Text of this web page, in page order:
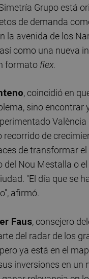
Grupo está
de demanda
la avenida de los
como una nueva
formato flex.
, coincidió en
sino
de
de transformar
Nou Mestalla o
"El día que se
afirmó.
Faus, consejero
del radar de los
ya está en el
inversiones en un